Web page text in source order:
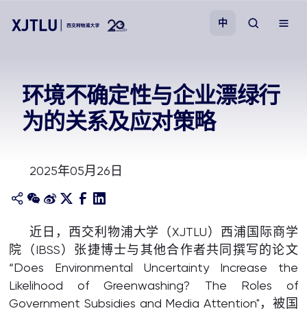
招生
学院
校园生活
关于我们
中
环境不确定性与企业漂绿行
为的关系及应对策略
2025年05月26日
近日，西交利物浦大学（XJTLU）西浦国际商学
院（IBSS）张捷博士与其他合作者共同撰写的论文
“Does Environmental Uncertainty Increase the
Likelihood of Greenwashing? The Roles of
Government Subsidies and Media Attention"，被国